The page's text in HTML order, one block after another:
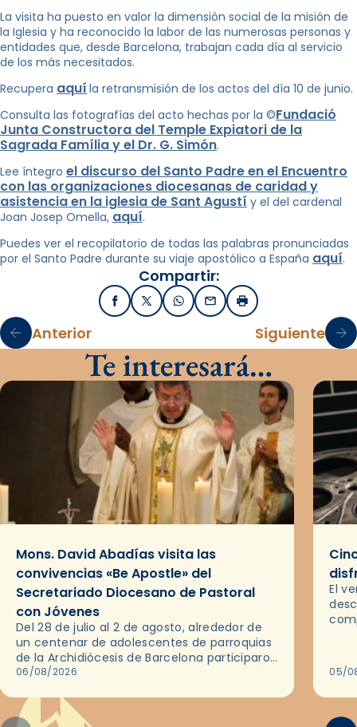
La visita ha puesto en valor la dimensión social de la misión de
la Iglesia y ha reconocido la labor de las numerosas personas y
entidades que, desde Barcelona, trabajan cada día al servicio
de los más necesitados.
Recupera aquí la retransmisión de los actos del día 10 de junio.
Consulta las fotografías del acto hechas por la ©Fundació
Junta Constructora del Temple Expiatori de la
Sagrada Família y el Dr. G. Simón.
Lee íntegro el discurso del Santo Padre en el Encuentro
con las organizaciones diocesanas de caridad y
asistencia en la iglesia de Sant Agustí y el del cardenal
Joan Josep Omella, aquí.
Puedes ver el recopilatorio de todas las palabras pronunciadas
por el Santo Padre durante su viaje apostólico a España aquí.
Compartir:
FacebookX / TwitterWhatsApp
EmailImprimir
Anterior Siguiente
Te interesará…
Mons. David Abadías visita las
convivencias «Be Apostle» del
Secretariado Diocesano de Pastoral
con Jóvenes
Del 28 de julio al 2 de agosto, alrededor de
un centenar de adolescentes de parroquias
de la Archidiócesis de Barcelona participaron
en las convivencias Be Apostle, organizadas
06/08/2026
El
05/